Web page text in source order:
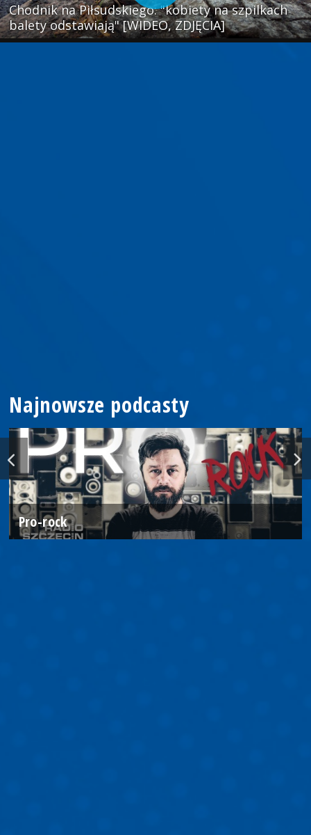
Chodnik na Piłsudskiego: "kobiety na szpilkach
balety odstawiają" [WIDEO, ZDJĘCIA]
Najnowsze podcasty
Pro-rock